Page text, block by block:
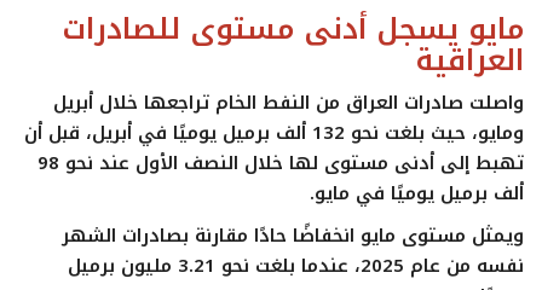
مايو يسجل أدنى مستوى للصادرات
العراقية
واصلت صادرات العراق من النفط الخام تراجعها خلال أبريل
ومايو، حيث بلغت نحو 132 ألف برميل يوميًا في أبريل
، قبل أن
تهبط إلى أدنى مستوى لها خلال النصف الأول عند نحو 98
ألف برميل يوميًا في مايو.
ويمثل مستوى مايو انخفاضًا حادًا مقارنة بصادرات الشهر
نفسه من عام 2025، عندما بلغت نحو
3.21 مليون برميل